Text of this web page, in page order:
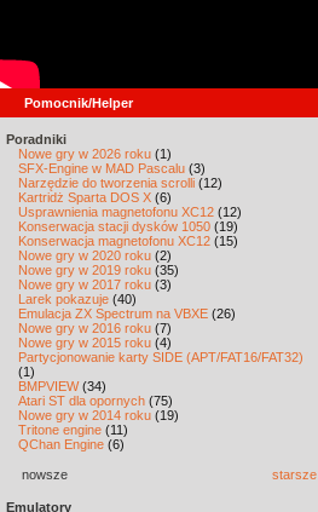
Pomocnik/Helper
Poradniki
Nowe gry w 2026 roku (1)
SFX-Engine w MAD Pascalu (3)
Narzędzie do tworzenia scrolli (12)
Kartridż Sparta DOS X (6)
Usprawnienia magnetofonu XC12 (12)
Konserwacja stacji dysków 1050 (19)
Konserwacja magnetofonu XC12 (15)
Nowe gry w 2020 roku (2)
Nowe gry w 2019 roku (35)
Nowe gry w 2017 roku (3)
Larek pokazuje (40)
Emulacja ZX Spectrum na VBXE (26)
Nowe gry w 2016 roku (7)
Nowe gry w 2015 roku (4)
Partycjonowanie karty SIDE (APT/FAT16/FAT32)
(1)
BMPVIEW(34)
Atari ST dla opornych (75)
Nowe gry w 2014 roku (19)
Tritone engine (11)
QChan Engine (6)
nowsze starsze
Emulatory